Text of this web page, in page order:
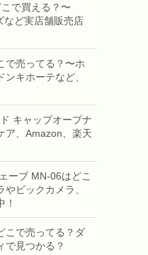
で買える？〜
など実店舗販売店
で売ってる？〜ホ
キホーテなど、
キャップオープナ
ア、Amazon、楽天
ーブ MN-06はどこ
ビックカメラ、
！
こで売ってる？ダ
で見つかる？